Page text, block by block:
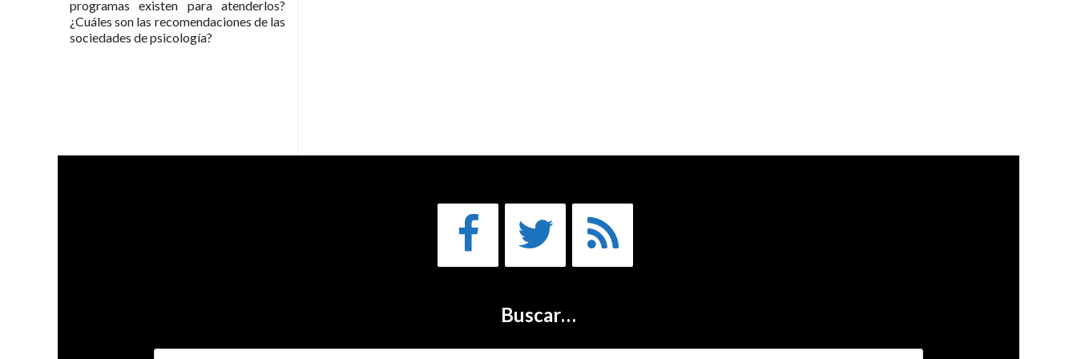
programas existen para atenderlos?
¿Cuáles son las recomendaciones de las
sociedades de psicología?
Buscar…